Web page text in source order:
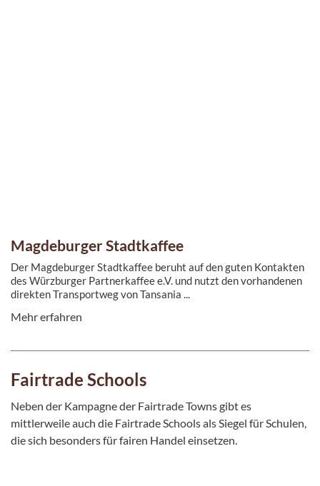
Magdeburger Stadtkaffee
Der Magdeburger Stadtkaffee beruht auf den guten Kontakten
des Würzburger Partnerkaffee e.V. und nutzt den vorhandenen
direkten Transportweg von Tansania ...
Mehr erfahren
Fairtrade Schools
Neben der Kampagne der Fairtrade Towns gibt es
mittlerweile auch die Fairtrade Schools als Siegel für Schulen,
die sich besonders für fairen Handel einsetzen.